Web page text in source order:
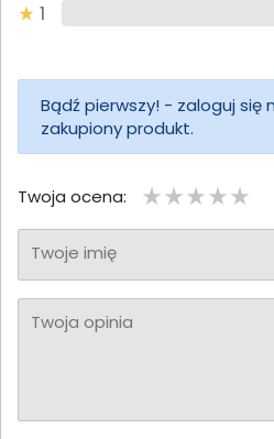
1
Bądź pierwszy! - zaloguj się
zakupiony produkt.
Twoja ocena:
Twoje imię
Twoja opinia